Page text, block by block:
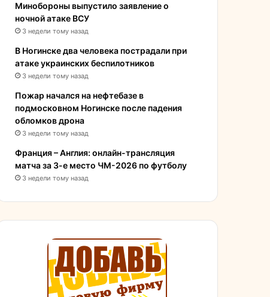
Минобороны выпустило заявление о
ночной атаке ВСУ
3 недели тому назад
В Ногинске два человека пострадали при
атаке украинских беспилотников
3 недели тому назад
Пожар начался на нефтебазе в
подмосковном Ногинске после падения
обломков дрона
3 недели тому назад
Франция – Англия: онлайн-трансляция
матча за 3-е место ЧМ-2026 по футболу
3 недели тому назад